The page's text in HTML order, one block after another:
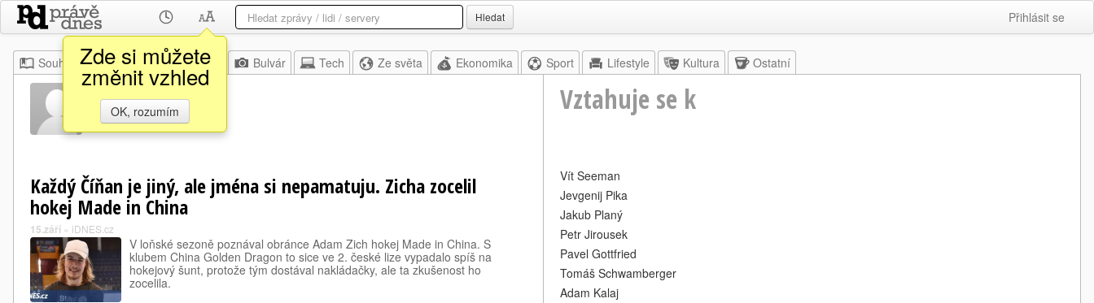
Zde si můžete
změnit vzhled
OK, rozumím
Hledat Přihlásit se
Souhrn Moje Z domova Bulvár Tech Ze světa Ekonomika Sport Lifestyle Kultura Ostatní
Adam Zich Vztahuje se k
Každý Číňan je jiný, ale jména si nepamatuju. Zicha zocelil
hokej Made in China
15.září » iDNES.cz
V loňské sezoně poznával obránce Adam Zich hokej Made in China. S
klubem China Golden Dragon to sice ve 2. české lize vypadalo spíš na
hokejový šunt, protože tým dostával nakládačky, ale ta zkušenost ho
zocelila.
Vít Seeman
Jevgenij Pika
Jakub Planý
Petr Jirousek
Pavel Gottfried
Tomáš Schwamberger
Adam Kalaj